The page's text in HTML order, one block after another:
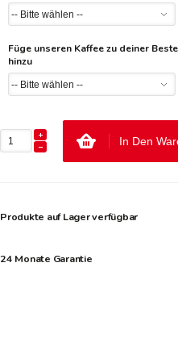
Füge unseren Kaffee zu deiner
hinzu
In Den
Produkte auf Lager verfügbar
24 Monate Garantie